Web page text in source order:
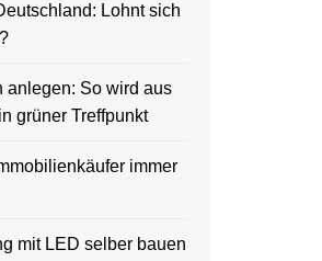
Lohnt sich
anlegen: So wird aus
grüner Treffpunkt
immer
mit LED selber bauen